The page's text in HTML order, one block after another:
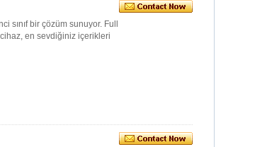
sınıf bir çözüm sunuyor. Full
en sevdiğiniz içerikleri